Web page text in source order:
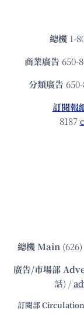
總機 1-
商業廣告 650-
分類廣告
訂閱報
8187
總機Main
廣告/市場部
話) /
訂閱部